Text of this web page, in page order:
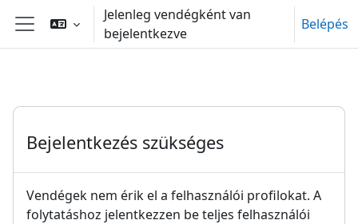
Tovább a fő tartalomhoz
Oldalpanel
Jelenleg vendégként van
bejelentkezve
Belépés
Bejelentkezés szükséges
Vendégek nem érik el a felhasználói profilokat. A
folytatáshoz jelentkezzen be teljes felhasználói